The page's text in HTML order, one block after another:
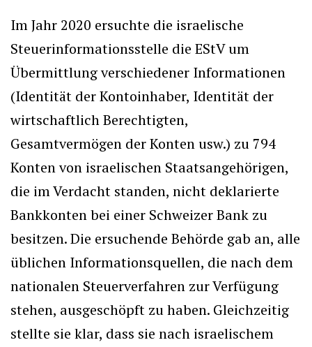
Im Jahr 2020 ersuchte die israelische
Steuerinformationsstelle die EStV um
Übermittlung verschiedener Informationen
(Identität der Kontoinhaber, Identität der
wirtschaftlich Berechtigten,
Gesamtvermögen der Konten usw.) zu 794
Konten von israelischen Staatsangehörigen,
die im Verdacht standen, nicht deklarierte
Bankkonten bei einer Schweizer Bank zu
besitzen. Die ersuchende Behörde gab an, alle
üblichen Informationsquellen, die nach dem
nationalen Steuerverfahren zur Verfügung
stehen, ausgeschöpft zu haben. Gleichzeitig
stellte sie klar, dass sie nach israelischem